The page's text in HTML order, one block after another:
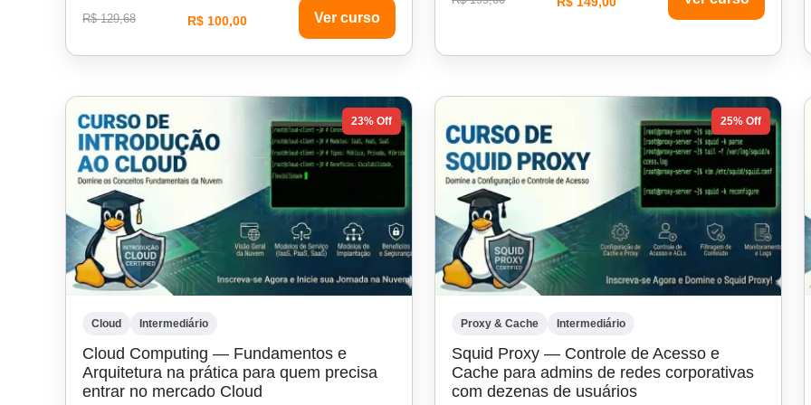
R$ 129,68 R$ 100,00 Ver curso
23% Off
Cloud Intermediário
Cloud Computing — Fundamentos e
Arquitetura na prática para quem precisa
entrar no mercado Cloud
25% Off
Proxy & Cache Intermediário
Squid Proxy — Controle de Acesso e
Cache para admins de redes corporativas
com dezenas de usuários